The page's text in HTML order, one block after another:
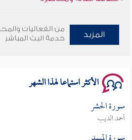
سلسلة محاضرات نفحات رمضانية 1444هـ
المزيد
من الفعاليات
خدمة البث المباشر
الأكثر استماعا لهذا الشهر
سورة الحشر
أحمد الديب